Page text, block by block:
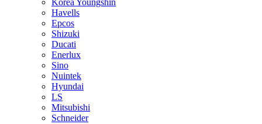
Korea Youngshin
Havells
Epcos
Shizuki
Ducati
Enerlux
Sino
Nuintek
Hyundai
LS
Mitsubishi
Schneider